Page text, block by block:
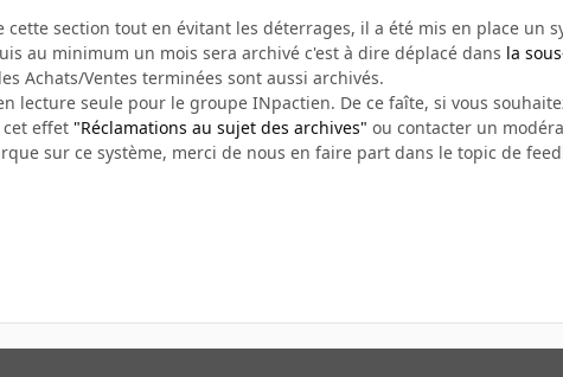
section tout en évitant les déterrages, il a été mis en place un
au minimum un mois sera archivé c'est à dire déplacé dans la
Achats/Ventes terminées sont aussi archivés.
lecture seule pour le groupe INpactien. De ce faîte, si vous
cet effet "Réclamations au sujet des archives" ou contacter un
sur ce système, merci de nous en faire part dans le topic de